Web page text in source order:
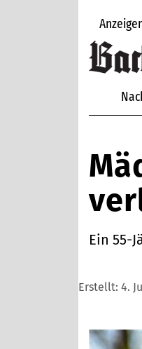
Ein 55-
Erstellt: 4.